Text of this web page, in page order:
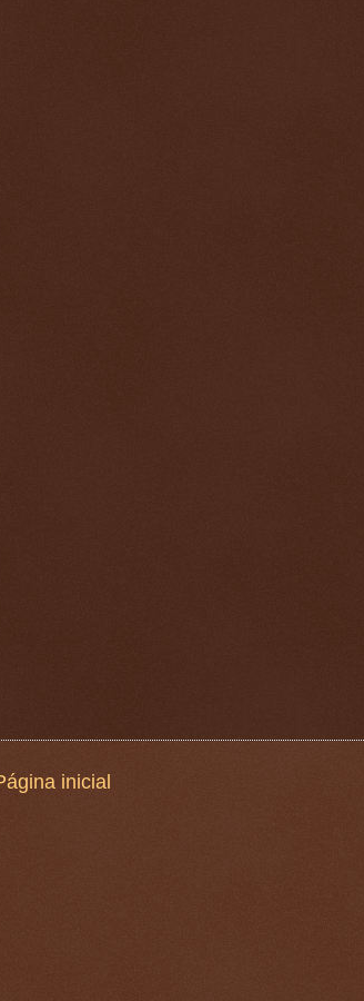
inicial